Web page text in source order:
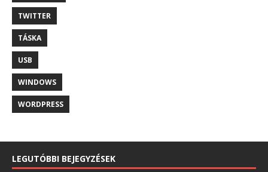
TWITTER
TÁSKA
USB
WINDOWS
WORDPRESS
LEGUTÓBBI BEJEGYZÉSEK